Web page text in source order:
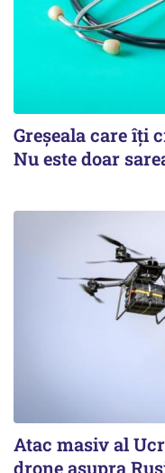
Greșeala care îți
Nu este doar
Atac masiv al
drone asupra